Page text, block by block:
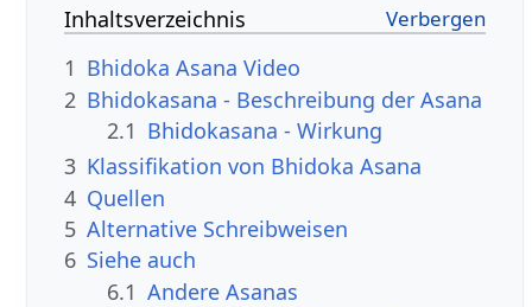
Inhaltsverzeichnis
1 Bhidoka Asana Video
2 Bhidokasana - Beschreibung der Asana
2.1 Bhidokasana - Wirkung
3 Klassifikation von Bhidoka Asana
4 Quellen
5 Alternative Schreibweisen
6 Siehe auch
6.1 Andere Asanas